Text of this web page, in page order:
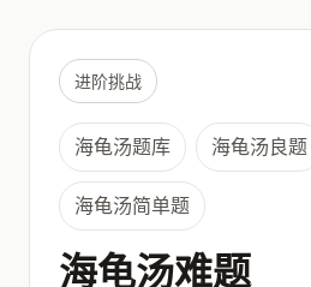
进阶挑战
海龟汤题库 海龟汤良题
海龟汤简单题
海龟汤难题